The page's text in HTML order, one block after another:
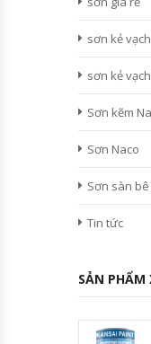
sơn kẻ vạch
sơn kẻ
Sơn kẽm
Sơn Naco
Sơn sàn
Tin tức
SẢN PHẨM